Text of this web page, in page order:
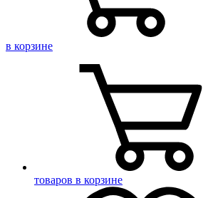
в корзине
товаров в корзине